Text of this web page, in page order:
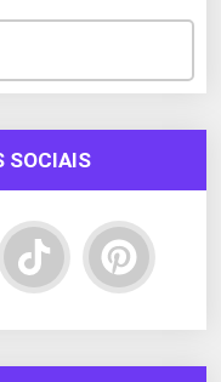
SOCIAIS